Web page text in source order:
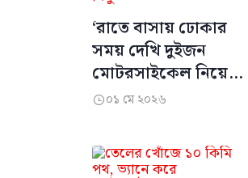
‘রাতে বাসায় ঢোকার
সময় দেখি দুইজন
মোটরসাইকেল নিয়ে
দাঁড়িয়ে আছে’: মাহমুদা
০১ মে ২০২৬